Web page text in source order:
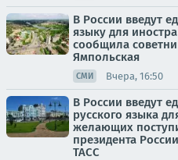
В России введут
языку для
сообщила
Ямпольская
СМИ Вчера, 16:50
В России введут
русского языка
желающих
президента
ТАСС